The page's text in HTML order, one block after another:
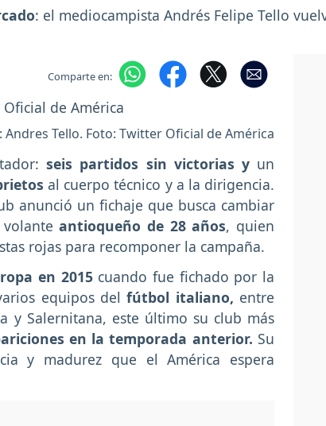
: el mediocampista Andrés Felipe Tello
Comparte en:
Tello. Foto: Twitter Oficial de América
seis partidos sin victorias yun
al cuerpo técnico y a la dirigencia.
anunció un fichaje que busca cambiar
volanteantioqueño de 28 años, quien
rojas para recomponer la campaña.
en 2015cuando fue fichado por la
equipos delfútbol italiano, entre
y Salernitana, este último su club más
en la temporada anterior. Su
y madurez que el América espera